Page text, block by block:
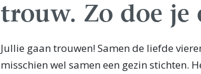
trouw. Zo doe je
Jullie gaan trouwen! Samen de liefde
misschien wel samen een gezin stichten.